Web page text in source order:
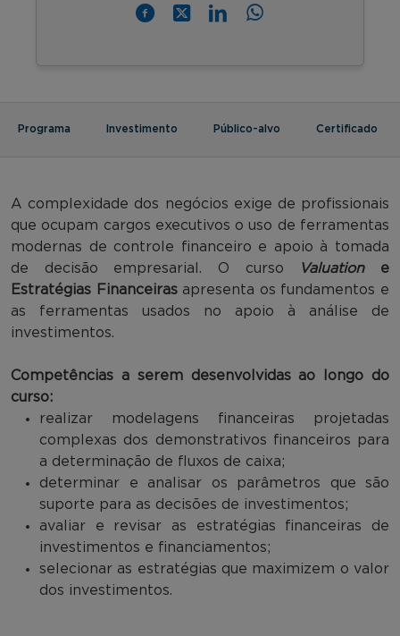
Programa Investimento Público-alvo Certificado
A complexidade dos negócios exige de profissionais
que ocupam cargos executivos o uso de ferramentas
modernas de controle financeiro e apoio à tomada
de decisão empresarial. O curso
Valuatione
Estratégias Financeiras apresenta os fundamentos e
as ferramentas usados no apoio à análise de
investimentos.
Competências a serem desenvolvidas ao longo do
curso:
realizar modelagens financeiras projetadas
complexas dos demonstrativos financeiros para
a determinação de fluxos de caixa;
determinar e analisar os parâmetros que são
suporte para as decisões de investimentos;
avaliar e revisar as estratégias financeiras de
investimentos e financiamentos;
selecionar as estratégias que maximizem o valor
dos investimentos.